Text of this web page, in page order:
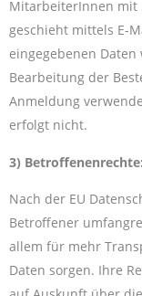
MitarbeiterInnen mit
geschieht mittels E-
eingegebenen
Bearbeitung der
Anmeldung
erfolgt nicht.
3) Betroffenenrechte:
Nach der EU
Betroffener
allem für mehr
Daten sorgen. Ihre